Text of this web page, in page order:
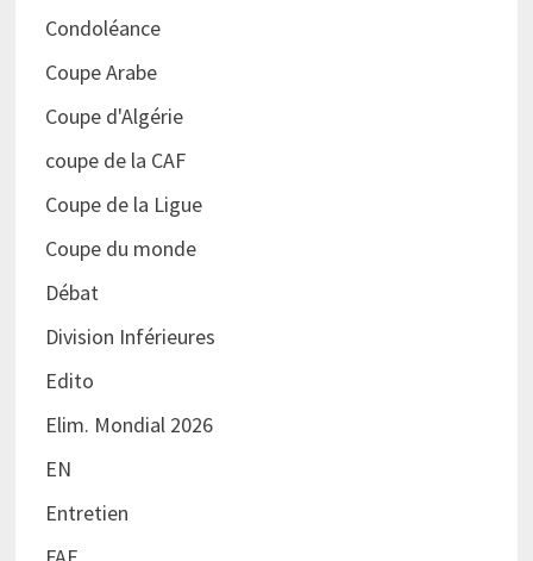
Condoléance
Coupe Arabe
Coupe d'Algérie
coupe de la CAF
Coupe de la Ligue
Coupe du monde
Débat
Division Inférieures
Edito
Elim. Mondial 2026
EN
Entretien